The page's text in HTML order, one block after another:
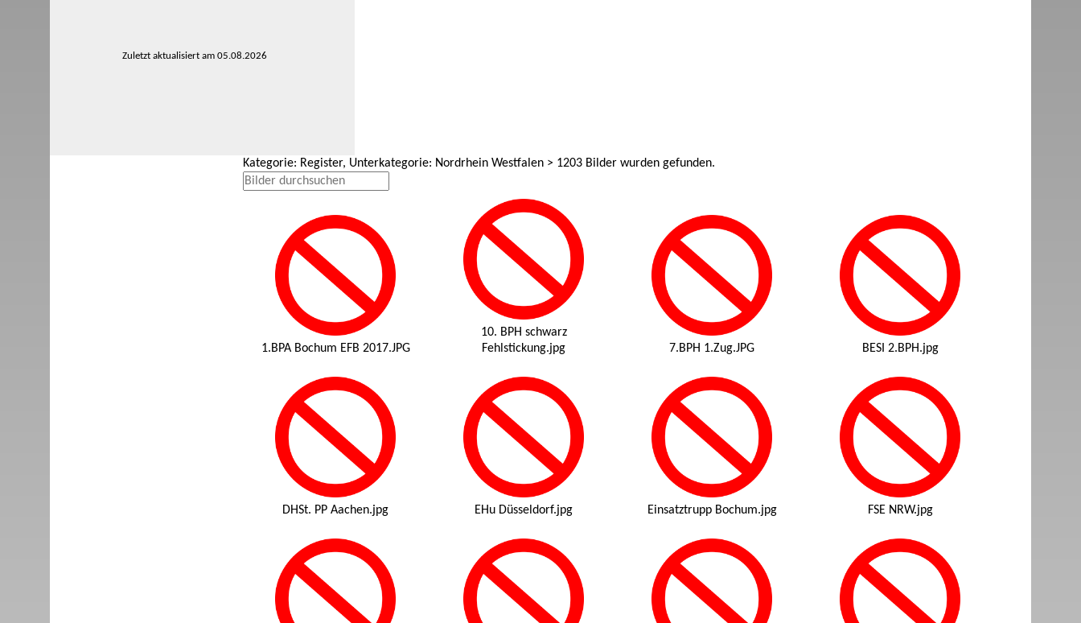
Zuletzt aktualisiert am 05.08.2026
Kategorie: Register, Unterkategorie: Nordrhein Westfalen > 1203 Bilder wurden gefunden.
1.BPA Bochum EFB 2017.JPG
10. BPH schwarz
Fehlstickung.jpg
7.BPH 1.Zug.JPG BESI 2.BPH.jpg
DHSt. PP Aachen.jpg EHu Düsseldorf.jpg Einsatztrupp Bochum.jpg FSE NRW.jpg